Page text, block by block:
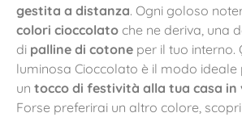
gestita a distanza. Ogni goloso
colori cioccolato che ne deriva, una
di palline di cotone per il tuo interno.
luminosa Cioccolato è il modo ideale
un tocco di festività alla tua casa in
Forse preferirai un altro colore,